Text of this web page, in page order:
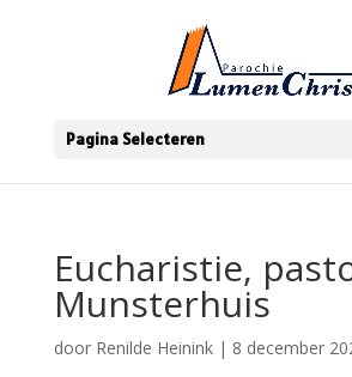
Pagina Selecteren
Eucharistie,
Munsterhuis
door Renilde Heinink| 8 december